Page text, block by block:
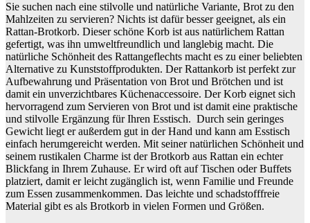
Sie suchen nach eine stilvolle und natürliche Variante, Brot zu den
Mahlzeiten zu servieren? Nichts ist dafür besser geeignet, als ein
Rattan-Brotkorb. Dieser schöne Korb ist aus natürlichem Rattan
gefertigt, was ihn umweltfreundlich und langlebig macht. Die
natürliche Schönheit des Rattangeflechts macht es zu einer beliebten
Alternative zu Kunststoffprodukten. Der Rattankorb ist perfekt zur
Aufbewahrung und Präsentation von Brot und Brötchen und ist
damit ein unverzichtbares Küchenaccessoire. Der Korb eignet sich
hervorragend zum Servieren von Brot und ist damit eine praktische
und stilvolle Ergänzung für Ihren Esstisch. Durch sein geringes
Gewicht liegt er außerdem gut in der Hand und kann am Esstisch
einfach herumgereicht werden. Mit seiner natürlichen Schönheit und
seinem rustikalen Charme ist der Brotkorb aus Rattan ein echter
Blickfang in Ihrem Zuhause. Er wird oft auf Tischen oder Buffets
platziert, damit er leicht zugänglich ist, wenn Familie und Freunde
zum Essen zusammenkommen. Das leichte und schadstofffreie
Material gibt es als Brotkorb in vielen Formen und Größen.